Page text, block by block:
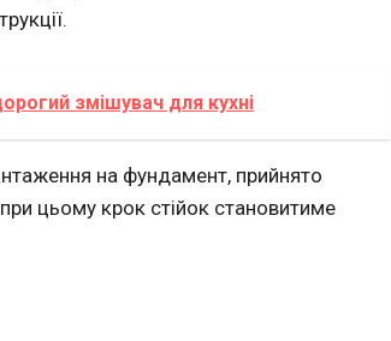
змішувач для кухні
на фундамент, прийнято
цьому крок стійок становитиме